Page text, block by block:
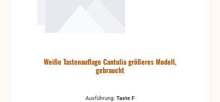
Weiße Tastenauflage Cantulia größeres Modell,
gebraucht
Ausführung: Taste F